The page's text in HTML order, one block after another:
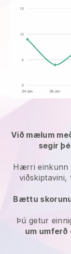
Við mælum
segir
Hærri einkunn
Bættu
Þú getur
um umferð